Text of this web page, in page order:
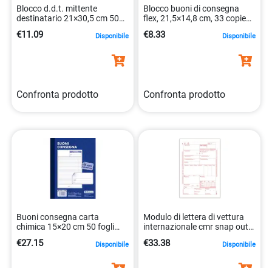
Blocco d.d.t. mittente
destinatario 21×30,5 cm 50
€11.09 Disponibile
Confronta prodotto
Blocco buoni di consegna
flex, 21,5×14,8 cm, 33 copie
€8.33 Disponibile
Confronta prodotto
Buoni consegna carta
chimica 15×20 cm 50 fogli
€27.15 Disponibile
Modulo di lettera di vettura
internazionale cmr snap out
€33.38 Disponibile